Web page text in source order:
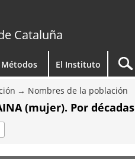
Cataluña
Métodos El Instituto
Nombres de la población
(mujer). Por décadas